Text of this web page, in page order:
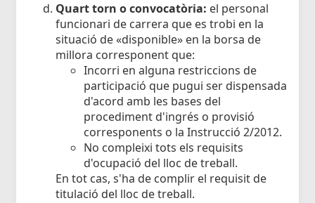
Quart torn o convocatòria: el personal
funcionari de carrera que es trobi en la
situació de «disponible» en la borsa de
millora corresponent que:
Incorri en alguna restriccions de
participació que pugui ser dispensada
d'acord amb les bases del
procediment d'ingrés o provisió
corresponents o la Instrucció 2/2012.
No compleixi tots els requisits
d'ocupació del lloc de treball.
En tot cas, s'ha de complir el requisit de
titulació del lloc de treball.